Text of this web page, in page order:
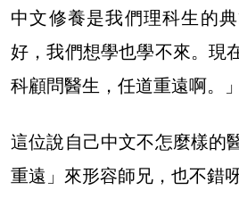
中文修養是我們理科生的
好，我們想學也學不來。現
科顧問醫生，任道重遠啊。」
這位說自己中文不怎麼樣的
重遠」來形容師兄，也不錯呀